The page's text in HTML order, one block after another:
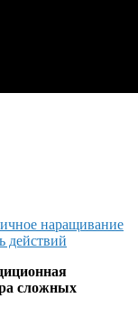
наращивание
действий
сложных